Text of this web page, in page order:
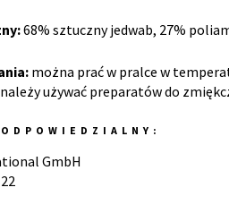
68% sztuczny jedwab, 27%
można prać w pralce w
używać preparatów do
GmbH